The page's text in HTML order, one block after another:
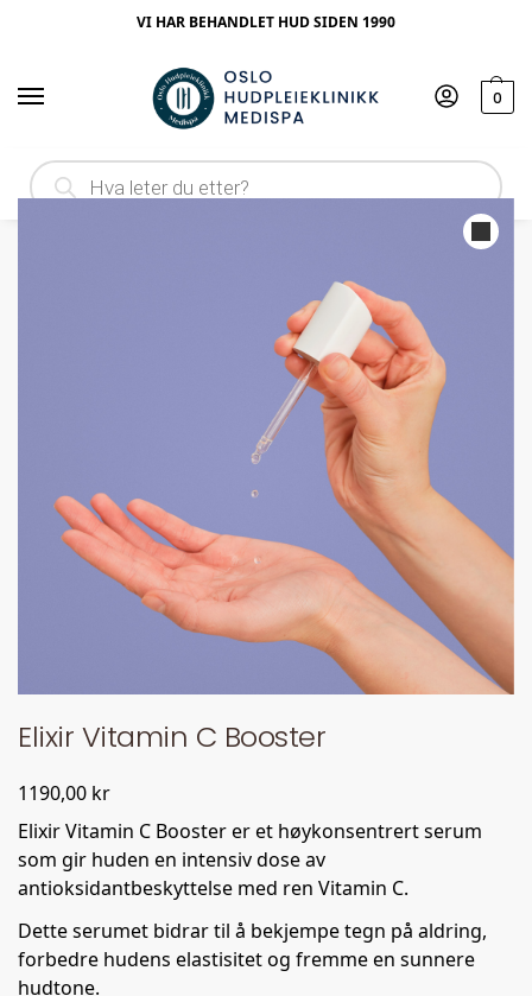
VI HAR BEHANDLET HUD SIDEN 1990
0
Hjem
Elixir Vitamin C Booster
1190,00 kr
Elixir Vitamin C Booster er et høykonsentrert serum
som gir huden en intensiv dose av
antioksidantbeskyttelse med ren Vitamin C.
Dette serumet bidrar til å bekjempe tegn på aldring,
forbedre hudens elastisitet og fremme en sunnere
hudtone.